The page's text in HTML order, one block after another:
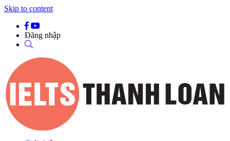
Skip to content
Đăng nhập